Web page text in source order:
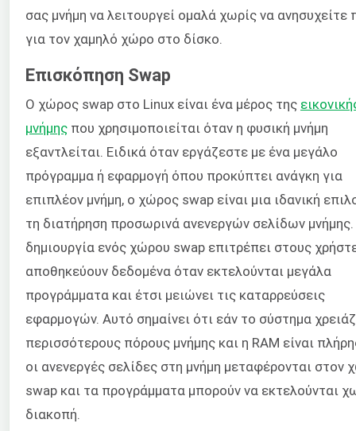
σας μνήμη να λειτουργεί ομαλά χωρίς να ανησυχείτε
για τον χαμηλό χώρο στο δίσκο.
Επισκόπηση Swap
Ο χώρος swap στο Linux είναι ένα μέρος της
μνήμης που χρησιμοποιείται όταν η φυσική μνήμη
εξαντλείται. Ειδικά όταν εργάζεστε με ένα μεγάλο
πρόγραμμα ή εφαρμογή όπου προκύπτει ανάγκη για
επιπλέον μνήμη, ο χώρος swap είναι μια ιδανική
τη διατήρηση προσωρινά ανενεργών σελίδων
δημιουργία ενός χώρου swap επιτρέπει στους
αποθηκεύουν δεδομένα όταν εκτελούνται μεγάλα
προγράμματα και έτσι μειώνει τις καταρρεύσεις
εφαρμογών. Αυτό σημαίνει ότι εάν το σύστημα
περισσότερους πόρους μνήμης και η RAM είναι
οι ανενεργές σελίδες στη μνήμη μεταφέρονται στον
swap και τα προγράμματα μπορούν να εκτελούνται
διακοπή.